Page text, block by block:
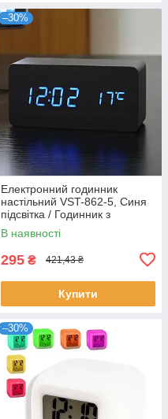
–30%
Електронний годинник
настільний VST-862-5, Синя
підсвітка / Годинник з
датчиком температури /
Годинник з підсвіткою
В наявності
295 ₴ 421,43 ₴
Купити
–30%